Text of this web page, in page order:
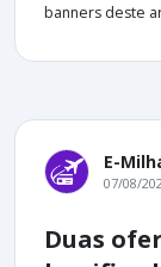
banners deste
E-
07/08/
Duas